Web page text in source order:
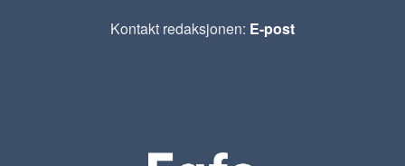
Kontakt redaksjonen: E-post